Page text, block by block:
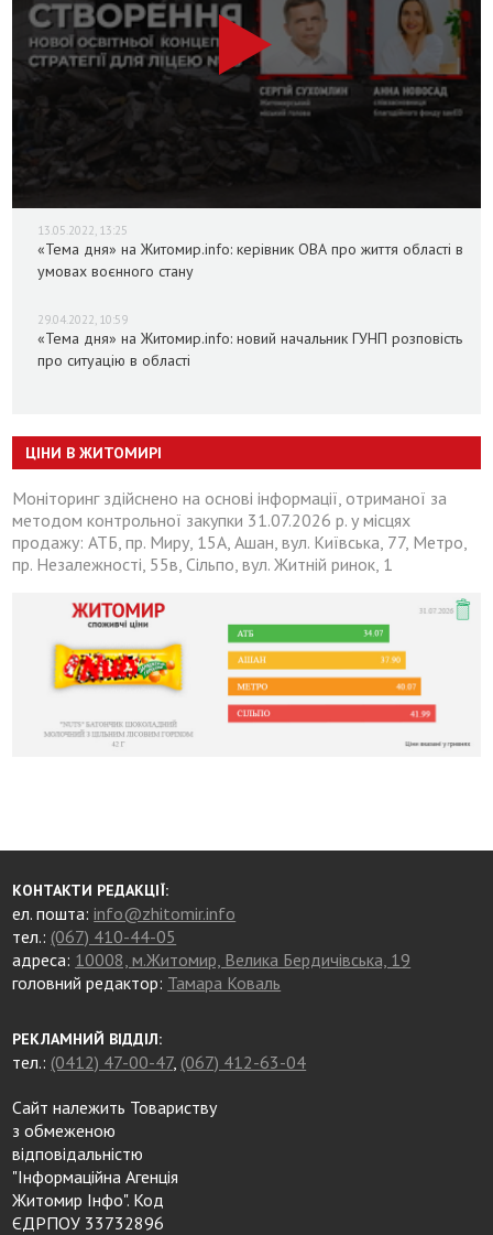
13.05.2022, 13:25
«Тема дня» на Житомир.info: керівник ОВА про життя області в
умовах воєнного стану
29.04.2022, 10:59
«Тема дня» на Житомир.info: новий начальник ГУНП розповість
про ситуацію в області
ЦІНИ В ЖИТОМИРІ
Моніторинг здійснено на основі інформації, отриманої за
методом контрольної закупки 31.07.2026 р. у місцях
продажу: АТБ, пр. Миру, 15А, Ашан, вул. Київська, 77, Метро,
пр. Незалежності, 55в, Сільпо, вул. Житній ринок, 1
КОНТАКТИ РЕДАКЦІЇ:
ел. пошта:info@zhitomir.info
тел.: (067) 410-44-05
адреса: 10008, м.Житомир, Велика Бердичівська, 19
головний редактор: Тамара Коваль
РЕКЛАМНИЙ ВІДДІЛ:
тел.: (0412) 47-00-47, (067) 412-63-04
Сайт належить Товариству
з обмеженою
відповідальністю
"Інформаційна Агенція
Житомир Інфо". Код
ЄДРПОУ 33732896